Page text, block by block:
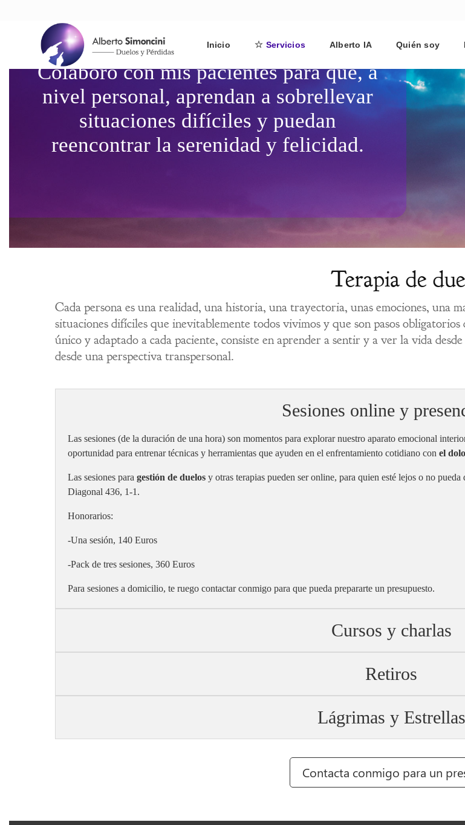
Inicio Servicios Alberto IA Quién soy
Colaboro con mis pacientes para que, a
nivel personal, aprendan a sobrellevar
situaciones difíciles y puedan
reencontrar la serenidad y felicidad.
Terapia de
Cada persona es una realidad, una historia, una trayectoria, unas emociones, una
situaciones difíciles que inevitablemente todos vivimos y que son pasos
único y adaptado a cada paciente, consiste en aprender a sentir y a ver la vida
desde una perspectiva transpersonal.
Sesiones online y
Las sesiones (de la duración de una hora) son momentos para explorar nuestro aparato emocional
oportunidad para entrenar técnicas y herramientas que ayuden en el enfrentamiento cotidiano con el
Las sesiones para gestión de duelos y otras terapias pueden ser online, para quien esté lejos o no
Diagonal 436, 1-1.
Honorarios:
-Una sesión, 140 Euros
-Pack de tres sesiones, 360 Euros
Para sesiones a domicilio, te ruego contactar conmigo para que pueda prepararte un presupuesto.
Cursos y charlas
Retiros
Lágrimas y Estrellas
Contacta conmigo para un